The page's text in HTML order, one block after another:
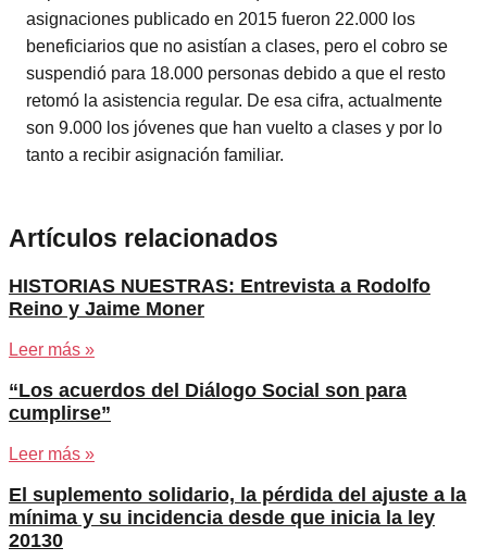
asignaciones publicado en 2015 fueron 22.000 los
beneficiarios que no asistían a clases, pero el cobro se
suspendió para 18.000 personas debido a que el resto
retomó la asistencia regular. De esa cifra, actualmente
son 9.000 los jóvenes que han vuelto a clases y por lo
tanto a recibir asignación familiar.
Artículos relacionados
HISTORIAS NUESTRAS: Entrevista a Rodolfo
Reino y Jaime Moner
Leer más »
“Los acuerdos del Diálogo Social son para
cumplirse”
Leer más »
El suplemento solidario, la pérdida del ajuste a la
mínima y su incidencia desde que inicia la ley
20130